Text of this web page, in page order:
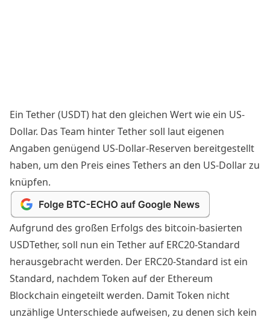
Ein Tether (USDT) hat den gleichen Wert wie ein US-
Dollar. Das Team hinter Tether soll laut eigenen
Angaben genügend US-Dollar-Reserven bereitgestellt
haben, um den Preis eines Tethers an den US-Dollar zu
knüpfen.
Aufgrund des großen Erfolgs des bitcoin-basierten
USDTether, soll nun ein Tether auf ERC20-Standard
herausgebracht werden. Der ERC20-Standard ist ein
Standard, nachdem Token auf der Ethereum
Blockchain eingeteilt werden. Damit Token nicht
unzählige Unterschiede aufweisen, zu denen sich kein